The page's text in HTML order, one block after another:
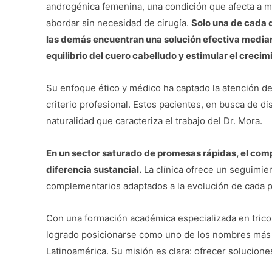
androgénica femenina, una condición que afecta a
abordar sin necesidad de cirugía. Solo una de cada
las demás encuentran una solución efectiva
equilibrio del cuero cabelludo y estimular el
Su enfoque ético y médico ha captado la atención
criterio profesional. Estos pacientes, en busca de
naturalidad que caracteriza el trabajo del Dr. Mora.
En un sector saturado de promesas rápidas, el
diferencia sustancial. La clínica ofrece un
complementarios adaptados a la evolución de cada
Con una formación académica especializada en
logrado posicionarse como uno de los nombres
Latinoamérica. Su misión es clara: ofrecer